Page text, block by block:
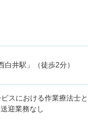
白井駅」（徒歩2分）
スにおける作業療法士
迎業務なし